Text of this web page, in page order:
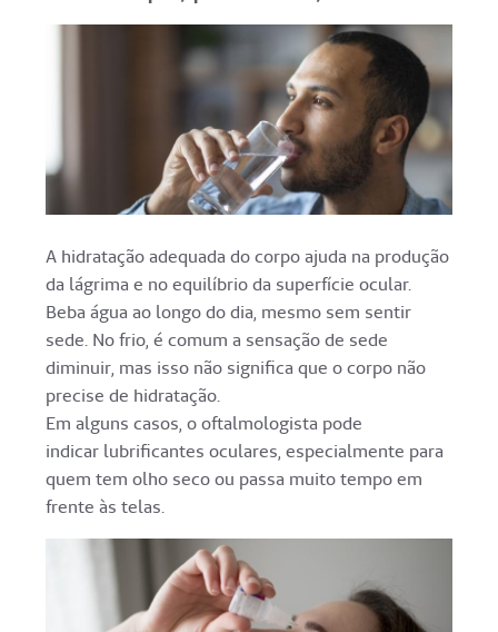
A hidratação adequada do corpo ajuda na produção
da lágrima e no equilíbrio da superfície ocular.
Beba água ao longo do dia, mesmo sem sentir
sede. No frio, é comum a sensação de sede
diminuir, mas isso não significa que o corpo não
precise de hidratação.
Em alguns casos, o oftalmologista pode
indicar lubrificantes oculares, especialmente para
quem tem olho seco ou passa muito tempo em
frente às telas.